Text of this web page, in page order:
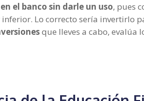
el banco sin darle un uso, pues
Lo correcto sería invertirlo
que lleves a cabo, evalúa